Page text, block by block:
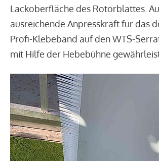
Lackoberfläche des Rotorblattes.
ausreichende Anpresskraft für das
Profi-Klebeband auf den WTS-
mit Hilfe der Hebebühne